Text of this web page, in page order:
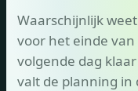
Waarschijnlijk
voor het einde
volgende dag
valt de planning in